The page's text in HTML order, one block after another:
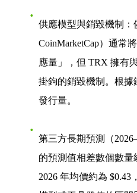
供應模型與銷毀機制
CoinMarketCap）通常
應量」，但 TRX 擁有
掛鉤的銷毀機制。根據
發行量。
第三方長期預測（
的預測值相差數個數量
2026 年均價約為 $0.43